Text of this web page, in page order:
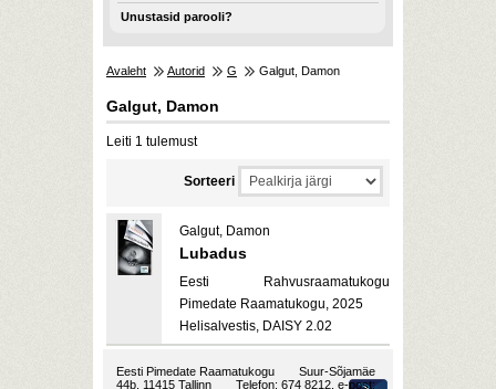
Unustasid parooli?
Avaleht Autorid G Galgut, Damon
Galgut, Damon
Leiti 1 tulemust
Sorteeri
Galgut, Damon
Lubadus
Eesti Rahvusraamatukogu
Pimedate Raamatukogu, 2025
Helisalvestis, DAISY 2.02
Eesti Pimedate Raamatukogu
Suur-Sõjamäe
44b, 11415 Tallinn
Telefon: 674 8212, e-post: